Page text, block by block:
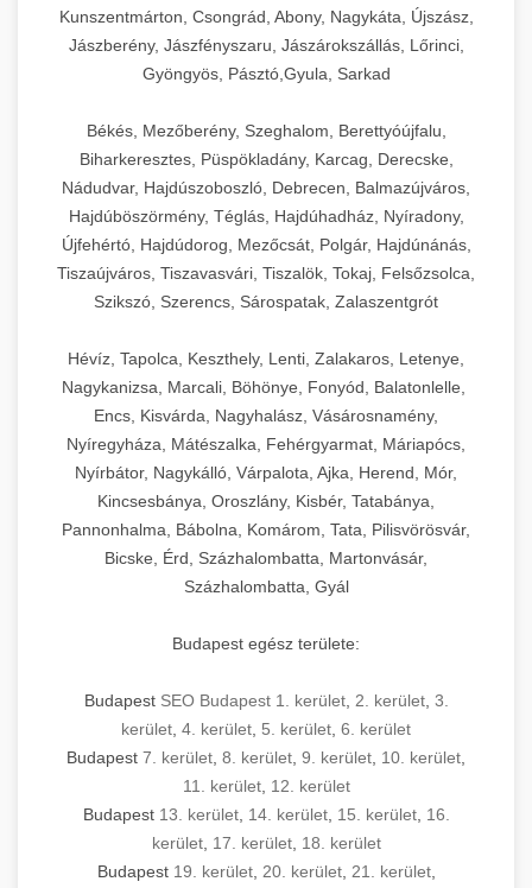
Kunszentmárton, Csongrád, Abony, Nagykáta, Újszász,
Jászberény, Jászfényszaru, Jászárokszállás, Lőrinci,
Gyöngyös, Pásztó,Gyula, Sarkad
Békés, Mezőberény, Szeghalom, Berettyóújfalu,
Biharkeresztes, Püspökladány, Karcag, Derecske,
Nádudvar, Hajdúszoboszló, Debrecen, Balmazújváros,
Hajdúböszörmény, Téglás, Hajdúhadház, Nyíradony,
Újfehértó, Hajdúdorog, Mezőcsát, Polgár, Hajdúnánás,
Tiszaújváros, Tiszavasvári, Tiszalök, Tokaj, Felsőzsolca,
Szikszó, Szerencs, Sárospatak, Zalaszentgrót
Hévíz, Tapolca, Keszthely, Lenti, Zalakaros, Letenye,
Nagykanizsa, Marcali, Böhönye, Fonyód, Balatonlelle,
Encs, Kisvárda, Nagyhalász, Vásárosnamény,
Nyíregyháza, Mátészalka, Fehérgyarmat, Máriapócs,
Nyírbátor, Nagykálló, Várpalota, Ajka, Herend, Mór,
Kincsesbánya, Oroszlány, Kisbér, Tatabánya,
Pannonhalma, Bábolna, Komárom, Tata, Pilisvörösvár,
Bicske, Érd, Százhalombatta, Martonvásár,
Százhalombatta, Gyál
Budapest egész területe:
Budapest SEO Budapest 1. kerület, 2. kerület, 3.
kerület, 4. kerület, 5. kerület, 6. kerület
Budapest 7. kerület, 8. kerület, 9. kerület, 10. kerület,
11. kerület, 12. kerület
Budapest 13. kerület, 14. kerület, 15. kerület, 16.
kerület, 17. kerület, 18. kerület
Budapest 19. kerület, 20. kerület, 21. kerület,